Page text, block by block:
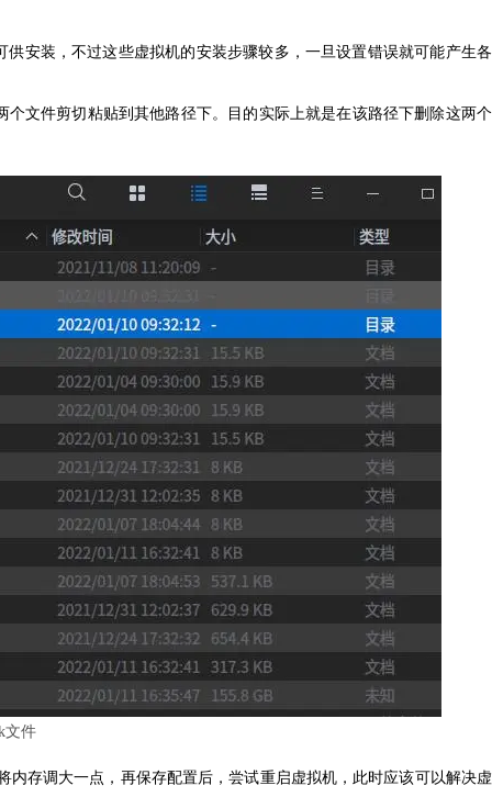
供安装，不过这些虚拟机的安装步骤较多，一旦设置错误就可能产生各
文件剪切粘贴到其他路径下。目的实际上就是在该路径下删除这两个
文件
存调大一点，再保存配置后，尝试重启虚拟机，此时应该可以解决虚